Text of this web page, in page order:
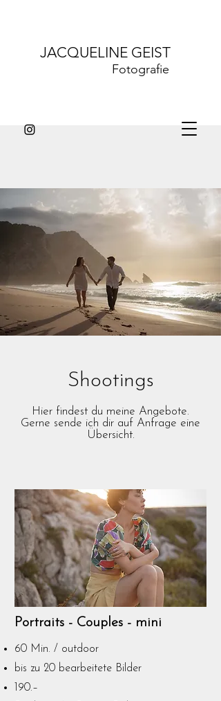
JACQUELINE GEIST
Fotografie
Shootings
Hier findest du meine Angebote.
Gerne sende ich dir auf Anfrage eine
Übersicht.
Portraits - Couples - mini
60 Min. / outdoor
bis zu 20 bearbeitete Bilder
190.–